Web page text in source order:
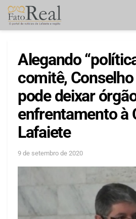
Alegando
comitê,
pode deixar
enfrentamento à
Lafaiete
9 de setembro de 2020